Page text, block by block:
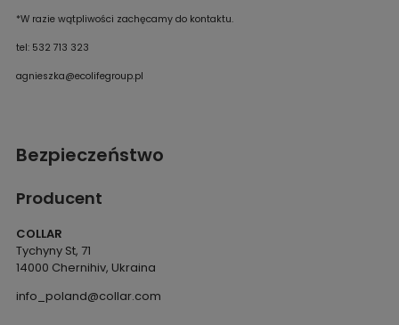
*W razie wątpliwości zachęcamy do kontaktu.
tel: 532 713 323
agnieszka@ecolifegroup.pl
Bezpieczeństwo
Producent
COLLAR
Tychyny St, 71
14000 Chernihiv, Ukraina
info_poland@collar.com